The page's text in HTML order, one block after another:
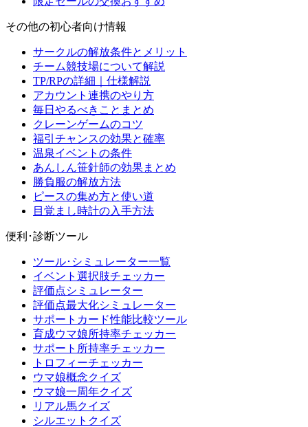
その他の初心者向け情報
サークルの解放条件とメリット
チーム競技場について解説
TP/RPの詳細｜仕様解説
アカウント連携のやり方
毎日やるべきことまとめ
クレーンゲームのコツ
福引チャンスの効果と確率
温泉イベントの条件
あんしん笹針師の効果まとめ
勝負服の解放方法
ピースの集め方と使い道
目覚まし時計の入手方法
便利･診断ツール
ツール･シミュレーター一覧
イベント選択肢チェッカー
評価点シミュレーター
評価点最大化シミュレーター
サポートカード性能比較ツール
育成ウマ娘所持率チェッカー
サポート所持率チェッカー
トロフィーチェッカー
ウマ娘概念クイズ
ウマ娘一周年クイズ
リアル馬クイズ
シルエットクイズ